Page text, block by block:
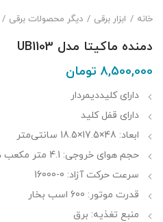
خانه ابزار برقی دیگر محصولات برقی
دمنده ماکیتا مدل UB1103
8,500,000 تومان
دارای کلیددیمردار
دارای قفل کلید
ابعاد: 48×17.5×18.5 سانتی‌متر
حجم هوای خروجی: 4.1 متر مکعب در دقیقه
سرعت حرکت آزاد: 0-16000
قدرت موتور: 600 اسب بخار
منبع تغذیه: برق